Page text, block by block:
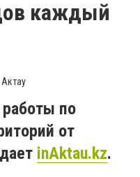
каждый
по
от
inAktau.kz.